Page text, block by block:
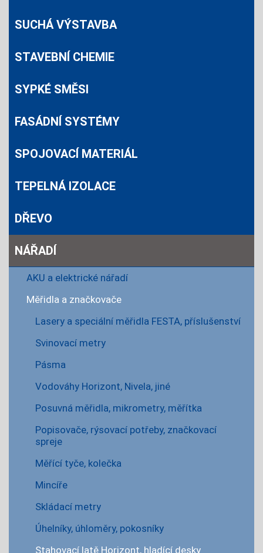
SUCHÁ VÝSTAVBA
STAVEBNÍ CHEMIE
SYPKÉ SMĚSI
FASÁDNÍ SYSTÉMY
SPOJOVACÍ MATERIÁL
TEPELNÁ IZOLACE
DŘEVO
NÁŘADÍ
AKU a elektrické nářadí
Měřidla a značkovače
Lasery a speciální měřidla FESTA, příslušenství
Svinovací metry
Pásma
Vodováhy Horizont, Nivela, jiné
Posuvná měřidla, mikrometry, měřítka
Popisovače, rýsovací potřeby, značkovací
spreje
Měřící tyče, kolečka
Mincíře
Skládací metry
Úhelníky, úhloměry, pokosníky
Stahovací latě Horizont, hladící desky